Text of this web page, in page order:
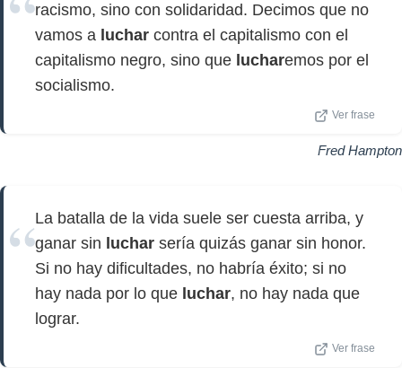
racismo, sino con solidaridad. Decimos que no
vamos a luchar contra el capitalismo con el
capitalismo negro, sino que lucharemos por el
socialismo.
Ver frase
Fred Hampton
La batalla de la vida suele ser cuesta arriba, y
ganar sin luchar sería quizás ganar sin honor.
Si no hay dificultades, no habría éxito; si no
hay nada por lo que luchar, no hay nada que
lograr.
Ver frase